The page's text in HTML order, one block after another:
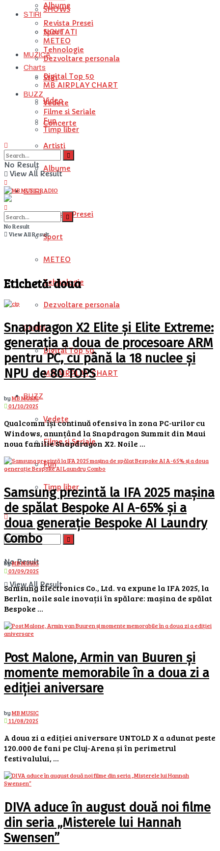
SHOWS
NOUTATI
MUZICA
Stiri
Video
Concerte
Artisti
Albume
STIRI
Revista Presei
Sport
METEO
Tehnologie
Dezvoltare personala
Charts
Digital Top 50
MB AIRPLAY CHART
BUZZ
Vedete
Filme si Seriale
Fun
Timp liber
No Result
View All Result
Albume
STIRI
Revista Presei
Sport
METEO
Tehnologie
Dezvoltare personala
Charts
Digital Top 50
MB AIRPLAY CHART
BUZZ
Vedete
Filme si Seriale
Fun
Timp liber
No Result
View All Result
No Result
View All Result
Etichetă:doua
Snapdragon X2 Elite și Elite Extreme:
generația a doua de procesoare ARM
pentru PC, cu până la 18 nuclee și
NPU de 80 TOPS
byMB MUSIC
01/10/2025
Qualcomm își continuă ofensiva în zona PC-urilor cu
Windows, anunțând la Snapdragon Summit din Maui
noua familie Snapdragon X2. Noile ...
Samsung prezintă la IFA 2025 mașina
de spălat Bespoke AI A-65% și a
doua generație Bespoke AI Laundry
Combo
byMB MUSIC
03/09/2025
Samsung Electronics Co., Ltd. va expune la IFA 2025, la
Berlin, noile sale inovații în spălare: mașina de spălat
Bespoke ...
Post Malone, Armin van Buuren și
momente memorabile în a doua zi a
ediției aniversare
byMB MUSIC
11/08/2025
A doua zi a ediției aniversare UNTOLD X a adunat peste
120.000 de fani pe Cluj-Arena și în perimetrul
festivalului, ...
DIVA aduce în august două noi filme
din seria „Misterele lui Hannah
Swensen”